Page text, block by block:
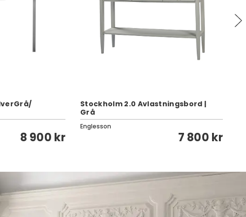
8 900 kr
Stockholm 2.0 Avlastningsbord |
Grå
Englesson
7 800 kr